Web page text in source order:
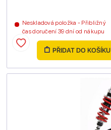
Neskladová položka - Přibližný
čas doručení 39 dní od nákupu
PŘIDAT DO KOŠÍKU